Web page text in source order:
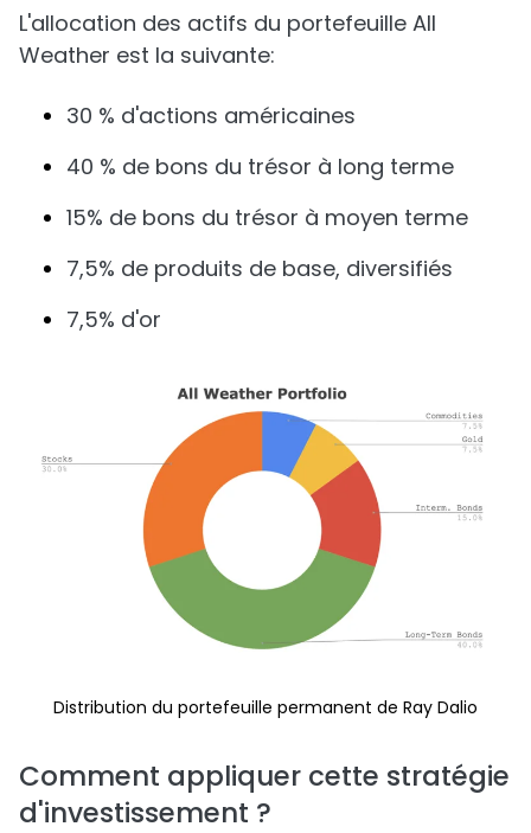
L'allocation des actifs du portefeuille All
Weather est la suivante:
30 % d'actions américaines
40 % de bons du trésor à long terme
15% de bons du trésor à moyen terme
7,5% de produits de base, diversifiés
7,5% d'or
Distribution du portefeuille permanent de Ray Dalio
Comment appliquer cette stratégie
d'investissement ?